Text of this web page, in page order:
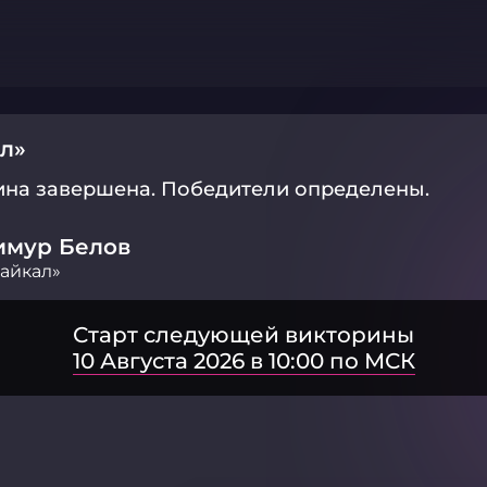
завершена. Победители определены.
Белов
Старт следующей викторины
10 Августа 2026 в 10:00 по МСК